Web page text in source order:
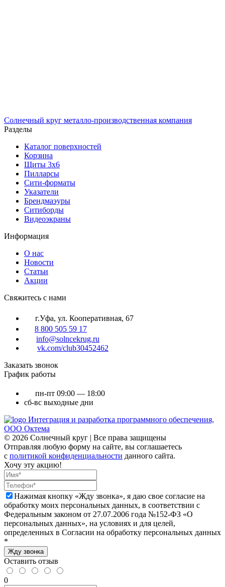
Солнечный круг металло-производственная компания
Разделы
Каталог поверхностей
Корзина
Щиты 3х6
Пилларсы
Сити-форматы
Указатели
Брендмаэуры
Ситиборды
Видеоэкраны
Информация
О нас
Новости
Статьи
Акции
Cвяжитесь с нами
г.Уфа, ул. Кооперативная, 67
8 800 505 59 17
info@solncekrug.ru
vk.com/club30452462
Заказать звонок
График работы
пн-пт 09:00 — 18:00
сб-вс выходные дни
Интеграция и разработка программного обеспечения,
ООО Октема
© 2026 Солнечный круг | Все права защищены
Отправляя любую форму на сайте, вы соглашаетесь
с политикой конфиденциальности данного сайта.
Хочу эту акцию!
Нажимая кнопку «Жду звонка», я даю свое согласие на
обработку моих персональных данных, в соответствии с
Федеральным законом от 27.07.2006 года №152-ФЗ «О
персональных данных», на условиях и для целей,
определенных в Согласии на обработку персональных данных
*
Жду звонка
Оставить отзыв
0